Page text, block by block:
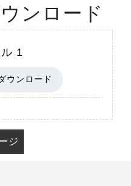
ンロード
1
ウンロード
ジ